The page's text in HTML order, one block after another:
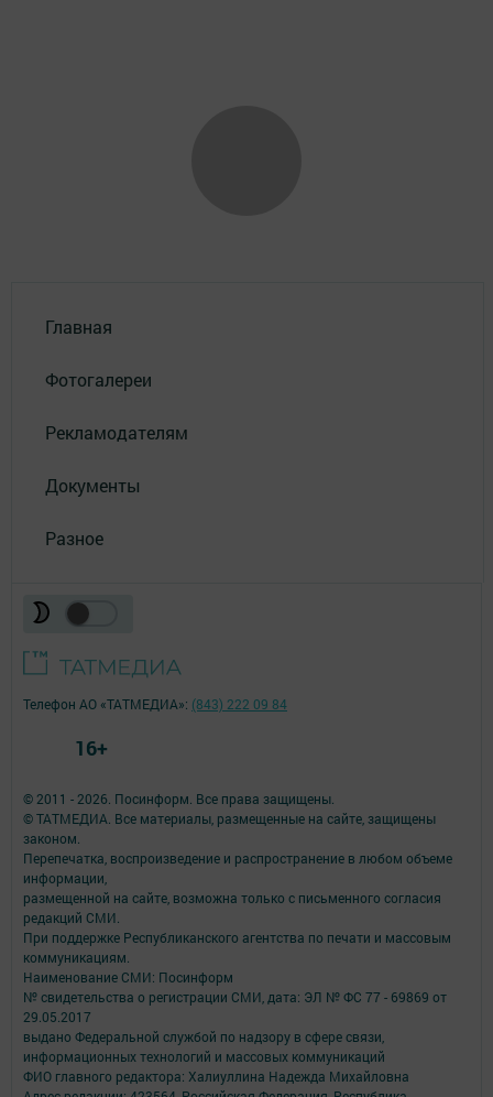
Главная
Фотогалереи
Рекламодателям
Документы
Разное
© 2011 - 2026. Посинформ. Все права защищены.
© ТАТМЕДИА. Все материалы, размещенные на сайте, защищены
законом.
Перепечатка, воспроизведение и распространение в любом объеме
информации,
размещенной на сайте, возможна только с письменного согласия
редакций СМИ.
При поддержке Республиканского агентства по печати и массовым
коммуникациям.
Наименование СМИ: Посинформ
№ свидетельства о регистрации СМИ, дата: ЭЛ № ФС 77 - 69869 от
29.05.2017
выдано Федеральной службой по надзору в сфере связи,
информационных технологий и массовых коммуникаций
ФИО главного редактора: Халиуллина Надежда Михайловна
Телефон АО «ТАТМЕДИА»: (843) 222 09 84
16+